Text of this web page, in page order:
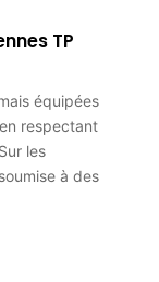
TP
équipées
respectant
les
à des